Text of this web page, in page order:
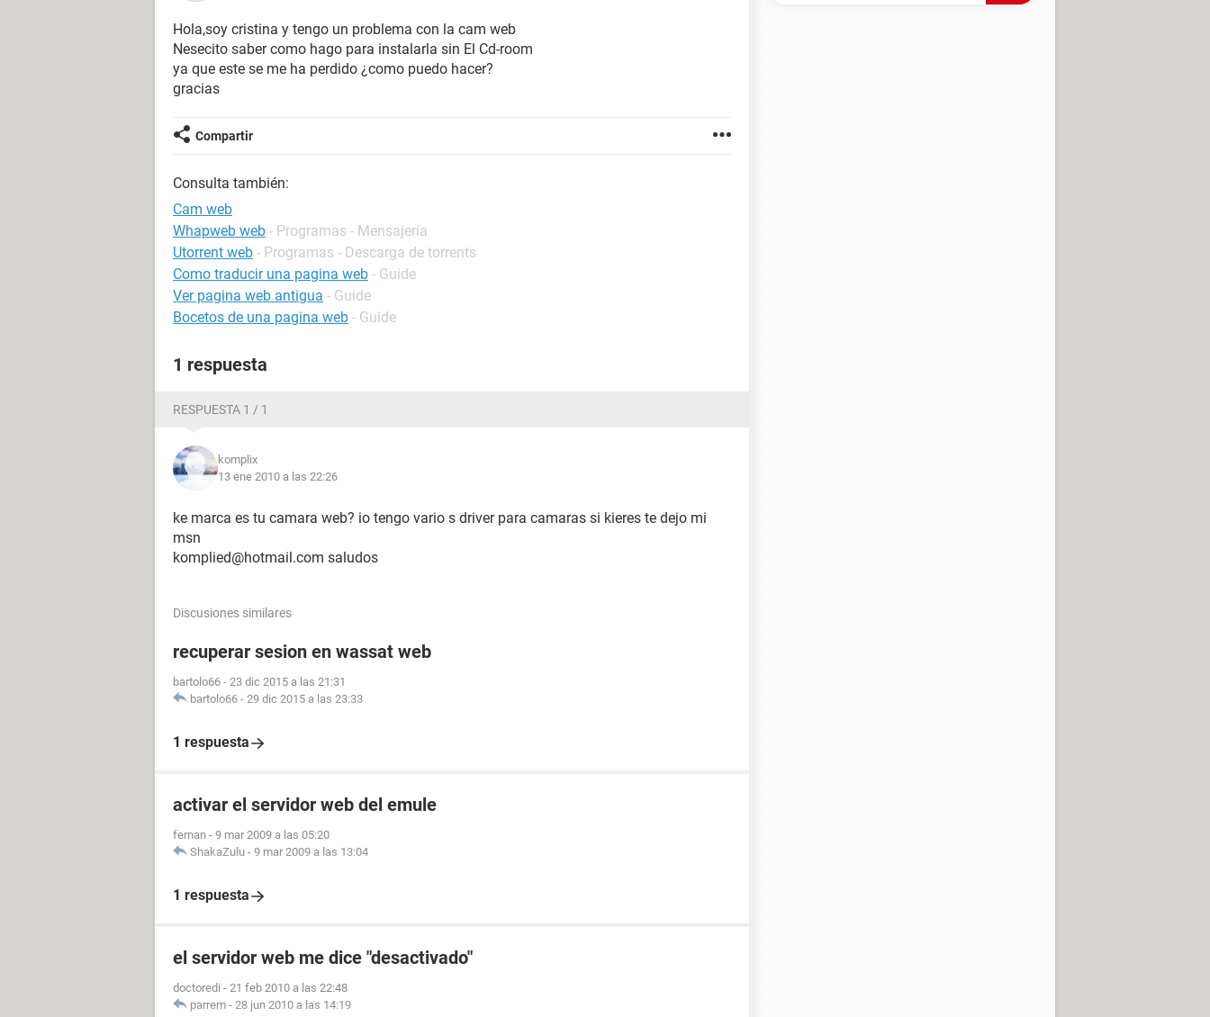
Hola,soy cristina y tengo un problema con la cam web
Nesecito saber como hago para instalarla sin El Cd-room
ya que este se me ha perdido ¿como puedo hacer?
gracias
Compartir
Consulta también:
Cam web
Whapweb web - Programas - Mensajería
Utorrent web - Programas - Descarga de torrents
Como traducir una pagina web - Guide
Ver pagina web antigua - Guide
Bocetos de una pagina web - Guide
1 respuesta
RESPUESTA 1 / 1
komplix
13 ene 2010 a las 22:26
ke marca es tu camara web? io tengo vario s driver para camaras si kieres te dejo mi
msn
komplied@hotmail.com saludos
Discusiones similares
recuperar sesion en wassat web
bartolo66 - 23 dic 2015 a las 21:31
bartolo66 - 29 dic 2015 a las 23:33
1 respuesta
activar el servidor web del emule
fernan - 9 mar 2009 a las 05:20
ShakaZulu - 9 mar 2009 a las 13:04
1 respuesta
el servidor web me dice "desactivado"
doctoredi - 21 feb 2010 a las 22:48
parrem - 28 jun 2010 a las 14:19